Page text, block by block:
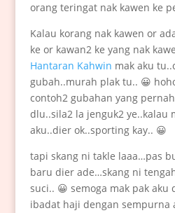
orang teringat nak kawen ke
Kalau korang nak kawen or
ke or kawan2 ke yang nak
Hantaran Kahwin mak aku
gubah..murah plak tu.. 😀
contoh2 gubahan yang
dlu..sila2 la jenguk2 ye..kalau
aku..dier ok..sporting kay.. 😀
tapi skang ni takle laaa…pas
baru dier ade…skang ni
suci.. 😀 semoga mak pak aku
ibadat haji dengan sempurna